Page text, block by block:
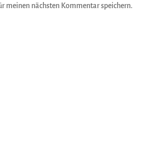
meinen nächsten Kommentar speichern.